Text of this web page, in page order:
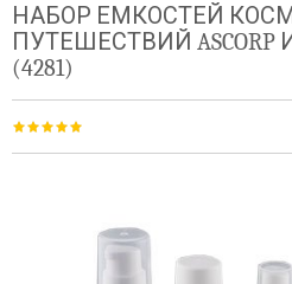
НАБОР ЕМКОСТЕЙ
ПУТЕШЕСТВИЙ
(4281)